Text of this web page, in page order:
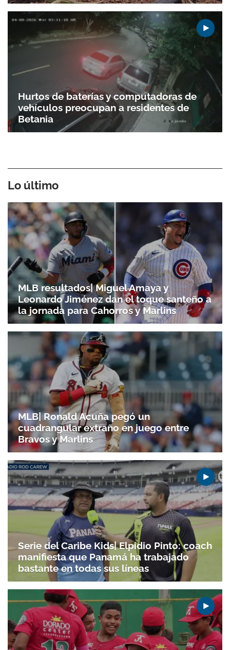
Hurtos de baterías y computadoras de
vehículos preocupan a residentes de
Betania
Lo último
MLB resultados| Miguel Amaya y
Leonardo Jiménez dan el toque santeño a
la jornada para Cahorros y Marlins
MLB| Ronald Acuña pegó un
cuadrangular extraño en juego entre
Bravos y Marlins
Serie del Caribe Kids| Elpidio Pinto: coach
manifiesta que Panamá ha trabajado
bastante en todas sus líneas